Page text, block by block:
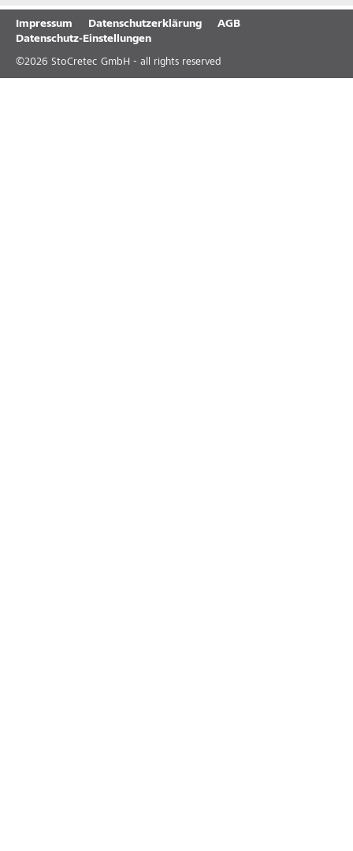
Impressum Datenschutzerklärung
AGB
Datenschutz-Einstellungen
©2026 StoCretec GmbH - all rights reserved